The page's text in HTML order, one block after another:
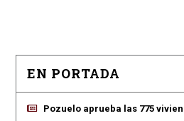
EN PORTADA
Pozuelo aprueba las 775